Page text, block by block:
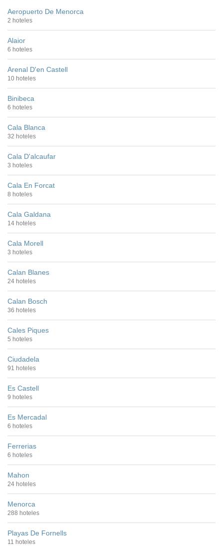
Aeropuerto De Menorca
2 hoteles
Alaior
6 hoteles
Arenal D'en Castell
10 hoteles
Binibeca
6 hoteles
Cala Blanca
32 hoteles
Cala D'alcaufar
3 hoteles
Cala En Forcat
8 hoteles
Cala Galdana
14 hoteles
Cala Morell
3 hoteles
Calan Blanes
24 hoteles
Calan Bosch
36 hoteles
Cales Piques
5 hoteles
Ciudadela
91 hoteles
Es Castell
9 hoteles
Es Mercadal
6 hoteles
Ferrerias
6 hoteles
Mahon
24 hoteles
Menorca
288 hoteles
Playas De Fornells
11 hoteles